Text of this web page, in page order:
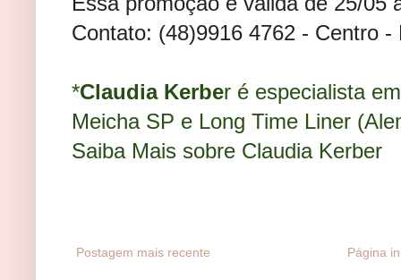
Contato: (48)9916 4762 - Centro -
*Claudia Kerber é especialista
Meicha SP e Long Time Liner
Saiba Mais sobre Claudia Kerber
Postagem mais recente Página